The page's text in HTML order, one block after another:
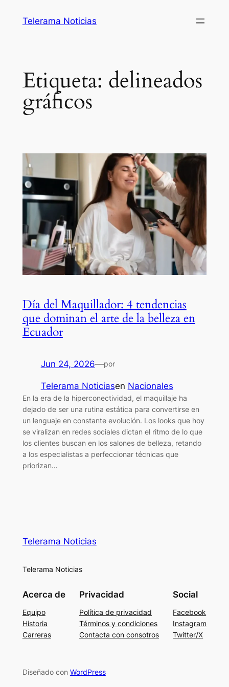
Telerama Noticias
Etiqueta: delineados
gráficos
Día del Maquillador: 4 tendencias
que dominan el arte de la belleza en
Ecuador
Jun 24, 2026—por
Telerama Noticiasen Nacionales
En la era de la hiperconectividad, el maquillaje ha
dejado de ser una rutina estática para convertirse en
un lenguaje en constante evolución. Los looks que hoy
se viralizan en redes sociales dictan el ritmo de lo que
los clientes buscan en los salones de belleza, retando
a los especialistas a perfeccionar técnicas que
priorizan…
Telerama Noticias
Telerama Noticias
Acerca de
Equipo
Historia
Carreras
Privacidad
Política de privacidad
Términos y condiciones
Contacta con consotros
Social
Facebook
Instagram
Twitter/X
Diseñado con WordPress